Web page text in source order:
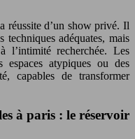
réussite d’un show privé. Il
adéquates, mais
l’intimité recherchée. Les
espaces atypiques ou des
capables de transformer
à paris : le réservoir